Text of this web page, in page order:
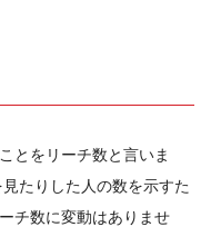
とをリーチ数と言いま
たりした人の数を示すた
チ数に変動はありませ